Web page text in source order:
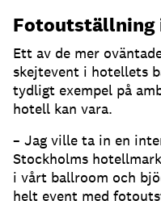
Fotoutställning
Ett av de mer
skejtevent i hotellets
tydligt exempel på
hotell kan vara.
– Jag ville ta in en
Stockholms
i vårt ballroom och
helt event med